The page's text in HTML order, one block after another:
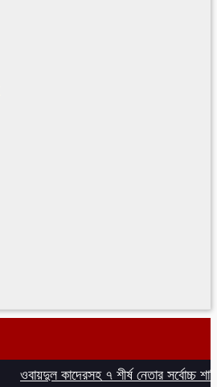
ওবায়দুল কাদেরসহ ৭ শীর্ষ নেতার সর্বোচ্চ